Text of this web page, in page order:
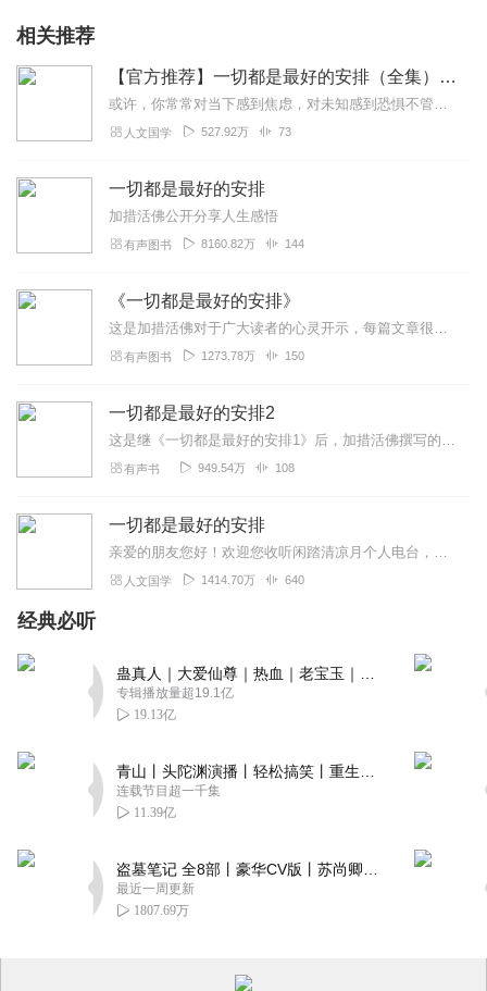
相关推荐
【官方推荐】一切都是最好的安排（全集）加措“人生智慧三部曲”
或许，你常常对当下感到焦虑，对未知感到恐惧不管你想成为怎样的人，面对世间何种烦恼你都可以在加措活佛的加持和开示中，获得改变的力量百万册畅销书作者加措活佛的逆境求...
人文国学 527.92万 73
一切都是最好的安排
加措活佛公开分享人生感悟
有声图书 8160.82万 144
《一切都是最好的安排》
这是加措活佛对于广大读者的心灵开示，每篇文章很短，却不乏给予心灵力量的源泉，深入浅出，生动形象……，让听者反观内心，正视自己，树立正确的人生方向和生活态度，乐观...
有声图书 1273.78万 150
一切都是最好的安排2
这是继《一切都是最好的安排1》后，加措活佛撰写的第二部，此书中多了很多生动鲜活的小故事，结合深入浅出的禅意道理，让人深入浅出，感受颇深……
有声书 949.54万 108
一切都是最好的安排
亲爱的朋友您好！欢迎您收听闲踏清凉月个人电台，今天为您推荐加措活佛的一本书《一切都是最好的安排》，加措活佛是扎嘎寺活佛，慈爱基金的发起人，80后最具影响力的精神...
人文国学 1414.70万 640
经典必听
专辑播放量超19.1亿
19.13亿
连载节目超一千集
11.39亿
最近一周更新
1807.69万